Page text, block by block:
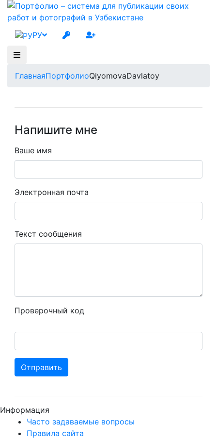
РУ
ГлавнаяПортфолиоQiyomovaDavlatoy
Напишите мне
Ваше имя
Электронная почта
Текст сообщения
Проверочный код
Отправить
Информация
Часто задаваемые вопросы
Правила сайта